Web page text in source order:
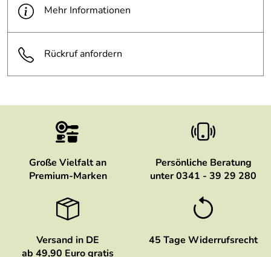
Mehr Informationen
Rückruf anfordern
Große Vielfalt an
Premium-Marken
Persönliche Beratung
unter 0341 - 39 29 280
Versand in DE
ab 49,90 Euro gratis
45 Tage Widerrufsrecht